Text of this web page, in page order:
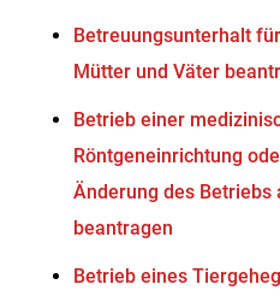
Betreuungsunterhalt
Mütter und Väter
Betrieb einer
Röntgeneinrichtung
Änderung des Betriebs
beantragen
Betrieb eines